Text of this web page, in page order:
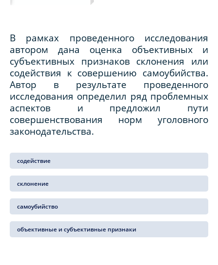
В рамках проведенного исследования
автором дана оценка объективных и
субъективных признаков склонения или
содействия к совершению самоубийства.
Автор в результате проведенного
исследования определил ряд проблемных
аспектов и предложил пути
совершенствования норм уголовного
законодательства.
содействие
склонение
самоубийство
объективные и субъективные признаки